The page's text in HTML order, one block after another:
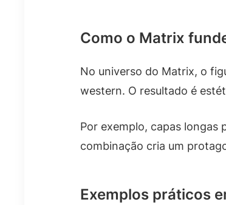
Como o Matrix
No universo do Matrix, o
western. O resultado é
Por exemplo, capas longas
combinação cria um
Exemplos práticos